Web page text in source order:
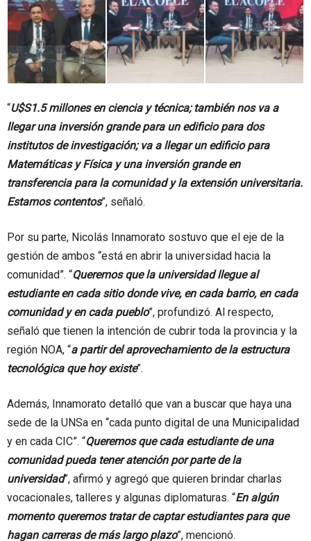
“U$S1.5 millones en ciencia y técnica; también nos va a
llegar una inversión grande para un edificio para dos
institutos de investigación; va a llegar un edificio para
Matemáticas y Física y una inversión grande en
transferencia para la comunidad y la extensión universitaria.
Estamos contentos”, señaló.
Por su parte, Nicolás Innamorato sostuvo que el eje de la
gestión de ambos “está en abrir la universidad hacia la
comunidad”. “Queremos que la universidad llegue al
estudiante en cada sitio donde vive, en cada barrio, en cada
comunidad y en cada pueblo”, profundizó. Al respecto,
señaló que tienen la intención de cubrir toda la provincia y la
región NOA, “a partir del aprovechamiento de la estructura
tecnológica que hoy existe”.
Además, Innamorato detalló que van a buscar que haya una
sede de la UNSa en “cada punto digital de una Municipalidad
y en cada CIC”. “Queremos que cada estudiante de una
comunidad pueda tener atención por parte de la
universidad”, afirmó y agregó que quieren brindar charlas
vocacionales, talleres y algunas diplomaturas. “En algún
momento queremos tratar de captar estudiantes para que
hagan carreras de más largo plazo”, mencionó.